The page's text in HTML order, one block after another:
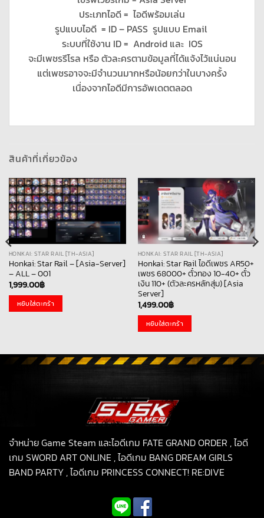
ประเภทไอดี = ไอดีพร้อมเล่น
รูปแบบไอดี = ID – PASS รูปแบบ Email
ระบบที่ใช้งาน ID = Android และ IOS
จะมีเพชรรีโรล หรือ ตัวละครตามข้อมูลที่ได้แจ้งไว้แน่นอน
แต่เพชรอาจจะมีจำนวนมากหรือน้อยกว่าในบางครั้ง
เนื่องจากไอดีมีการอัพเดตตลอด
สินค้าที่เกี่ยวข้อง
HONKAI: STAR RAIL [TH-ASIA]
Honkai: Star Rail – [Asia-Server]
– ALL – 001
1,999.00฿
หยิบใส่ตะกร้า
HONKAI: STAR RAIL [TH-ASIA]
Honkai: Star Rail ไอดีเพชร AR50+
เพชร 68000+ ตั๋วทอง 10-40+ ตั๋ว
เงิน 110+ (ตัวละครหลักสุ่ม) [Asia
Server]
1,499.00฿
หยิบใส่ตะกร้า
จำหน่าย Game Steam และไอดีเกม FATE GRAND ORDER , ไอดี
เกม SWORD ART ONLINE , ไอดีเกม BANG DREAM GIRLS
BAND PARTY , ไอดีเกม PRINCESS CONNECT! RE:DIVE